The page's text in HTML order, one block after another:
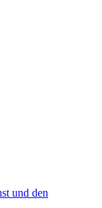
und den